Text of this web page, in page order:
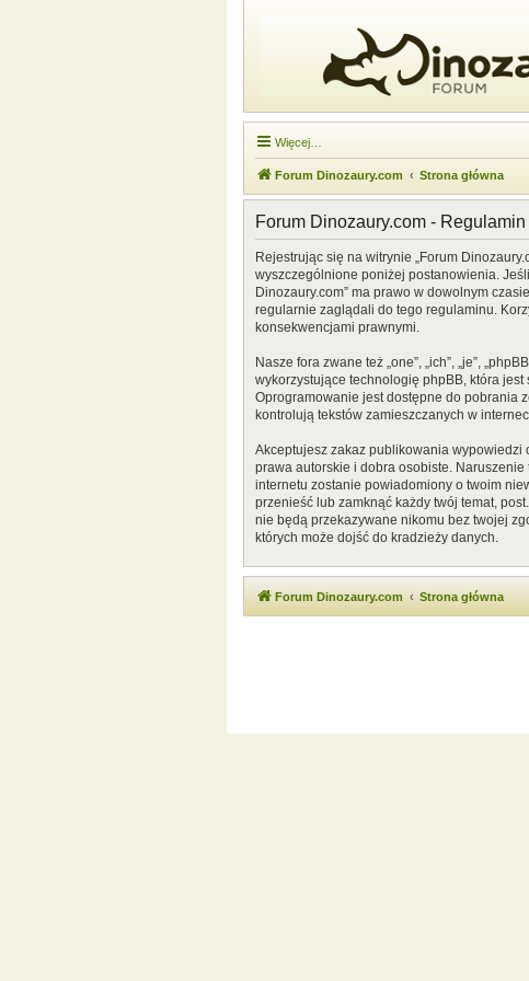
Więcej…
Forum Dinozaury.com Strona główna
Forum Dinozaury.com - Regulamin
Rejestrując się na witrynie „Forum
wyszczególnione poniżej postanowienia.
Dinozaury.com” ma prawo w dowolnym
regularnie zaglądali do tego regulaminu.
konsekwencjami prawnymi.
Nasze fora zwane też „one”, „ich”, „je”,
wykorzystujące technologię phpBB, która
Oprogramowanie jest dostępne do pobrania
kontrolują tekstów zamieszczanych w
Akceptujesz zakaz publikowania wypowiedzi
prawa autorskie i dobra osobiste.
internetu zostanie powiadomiony o twoim
przenieść lub zamknąć każdy twój temat,
nie będą przekazywane nikomu bez twojej
których może dojść do kradzieży danych.
Forum Dinozaury.com Strona główna